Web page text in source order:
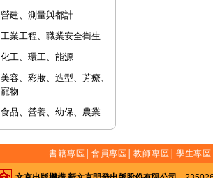
營建、測量與都計
工業工程、職業安全衛生
化工、環工、能源
美容、彩妝、造型、芳療、
寵物
食品、營養、幼保、農業
書籍專區 會員專區 │教師專區 學生專區